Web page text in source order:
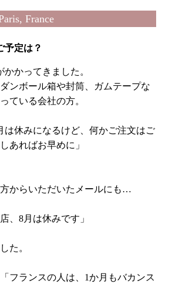
France
定は？
かってきました。
ンボール箱や封筒、ガムテープな
ている会社の方。
は休みになるけど、何かご注文はご
あればお早めに」
からいただいたメールにも…
、8月は休みです」
た。
フランスの人は、1か月もバカンス